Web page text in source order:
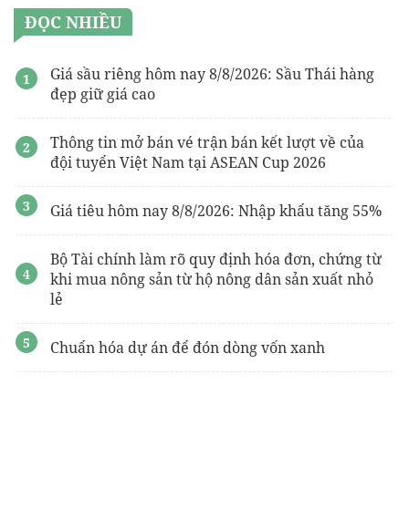
ĐỌC NHIỀU
Giá sầu riêng hôm nay 8/8/2026: Sầu Thái hàng
đẹp giữ giá cao
Thông tin mở bán vé trận bán kết lượt về của
đội tuyển Việt Nam tại ASEAN Cup 2026
Giá tiêu hôm nay 8/8/2026: Nhập khẩu tăng 55%
Bộ Tài chính làm rõ quy định hóa đơn, chứng từ
khi mua nông sản từ hộ nông dân sản xuất nhỏ
lẻ
Chuẩn hóa dự án để đón dòng vốn xanh